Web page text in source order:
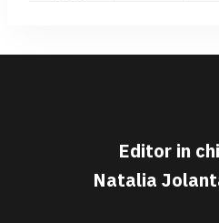
Editor in
Natalia